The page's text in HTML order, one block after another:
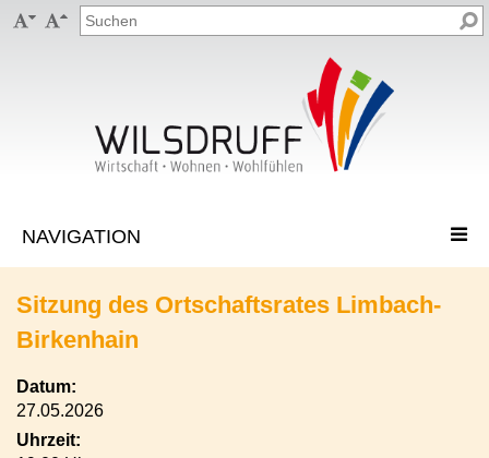
 
Sitzung des Ortschaftsrates Limbach-
Birkenhain
Datum:
27.05.2026
Uhrzeit: